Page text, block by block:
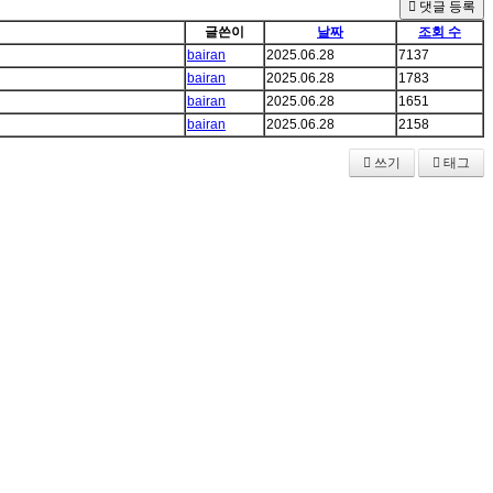
댓글 등록
글쓴이
날짜
조회 수
bairan
2025.06.28
7137
bairan
2025.06.28
1783
bairan
2025.06.28
1651
bairan
2025.06.28 2158
쓰기 태그